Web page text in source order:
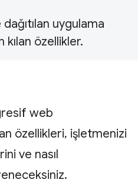
uygulama
özellikler.
web
özellikleri, işletmenizi
ve nasıl